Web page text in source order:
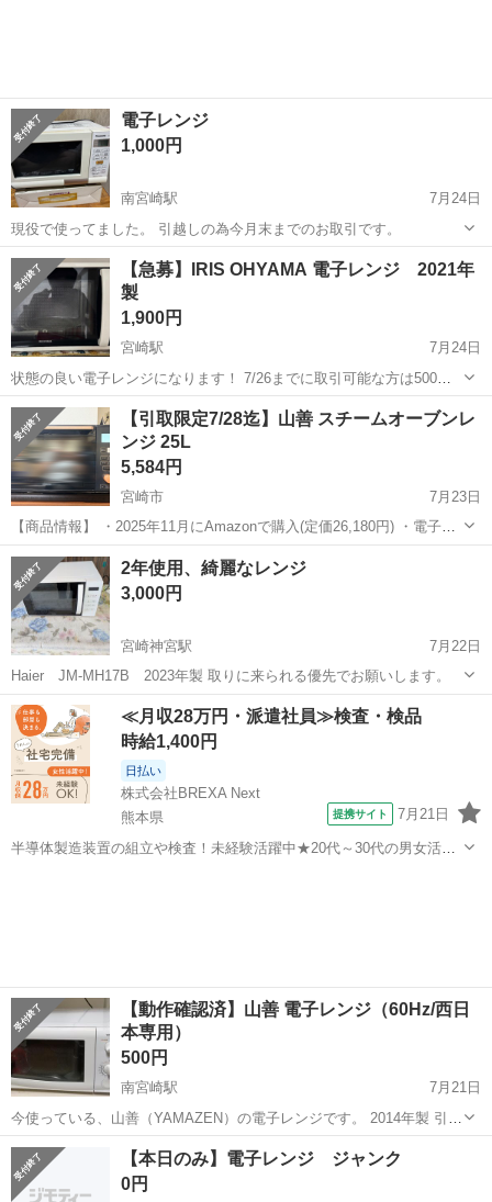
電子レンジ
1,000円
南宮崎駅
7月24日
現役で使ってました。 引越しの為今月末までのお取引です。
宮崎 宮崎市 南宮崎駅 キッチン家電
【急募】IRIS OHYAMA 電子レンジ 2021年
製
1,900円
宮崎駅
7月24日
状態の良い電子レンジになります！ 7/26までに取引可能な方は500円
引きします！
宮崎 宮崎市 宮崎駅 キッチン家電
【引取限定7/28迄】山善 スチームオーブンレ
ンジ 25L
5,584円
宮崎市
7月23日
【商品情報】 ・2025年11月にAmazonで購入(定価26,180円) ・電子レ
ンジ、オーブン、グリル、スチームの4役をこなす25Lフラットタイプ
・庫内フラット構造でターンテーブルなし、お手入れも簡単 ・自動メ
ニュー1...
宮崎 宮崎市 キッチン家電
2年使用、綺麗なレンジ
3,000円
宮崎神宮駅
7月22日
Haier JM-MH17B 2023年製 取りに来られる優先でお願いします。
宮崎 宮崎市 宮崎神宮駅 キッチン家電
≪月収28万円・派遣社員≫検査・検品
時給1,400円
日払い
株式会社BREXA Next
熊本県
提携サイト 7月21日
半導体製造装置の組立や検査！未経験活躍中★20代～30代の男女活躍
【動作確認済】山善 電子レンジ（60Hz/西日
本専用）
500円
南宮崎駅
7月21日
今使っている、山善（YAMAZEN）の電子レンジです。 2014年製 引越
先と周波数が合わないため、不要になりましたのでお譲りします。 ​
【お渡し条件】 ​※60Hz（西日本）専用です。 ※ノークレーム・ノー
リターンでお願...
宮崎 南宮崎駅 キッチン家電
【本日のみ】電子レンジ ジャンク
0円